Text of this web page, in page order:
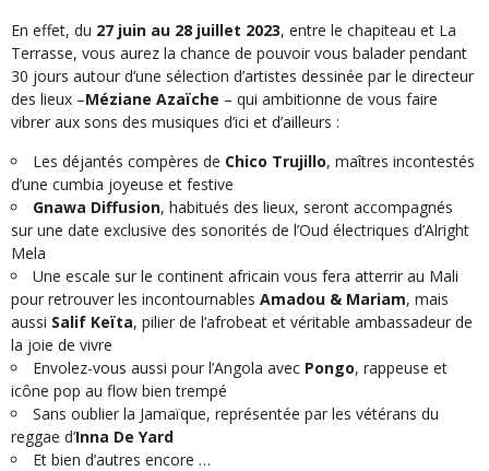
En effet, du 27 juin au 28 juillet 2023, entre le chapiteau et La
Terrasse, vous aurez la chance de pouvoir vous balader pendant
30 jours autour d’une sélection d’artistes dessinée par le directeur
des lieux –Méziane Azaïche – qui ambitionne de vous faire
vibrer aux sons des musiques d’ici et d’ailleurs :
Les déjantés compères de Chico Trujillo, maîtres incontestés
d’une cumbia joyeuse et festive
Gnawa Diffusion, habitués des lieux, seront accompagnés
sur une date exclusive des sonorités de l’Oud électriques d’Alright
Mela
Une escale sur le continent africain vous fera atterrir au Mali
pour retrouver les incontournables Amadou & Mariam, mais
aussi Salif Keïta, pilier de l’afrobeat et véritable ambassadeur de
la joie de vivre
Envolez-vous aussi pour l’Angola avec Pongo, rappeuse et
icône pop au flow bien trempé
Sans oublier la Jamaïque, représentée par les vétérans du
reggae d’Inna De Yard
Et bien d’autres encore …